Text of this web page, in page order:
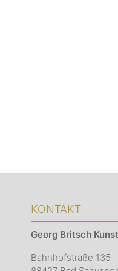
KONTAKT
Georg Britsch
Bahnhofstraße 135